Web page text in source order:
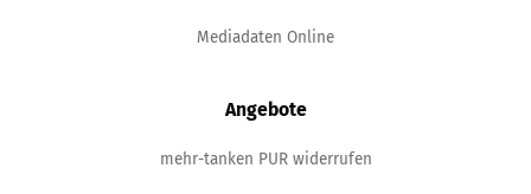
Mediadaten Online
Angebote
mehr-tanken PUR widerrufen